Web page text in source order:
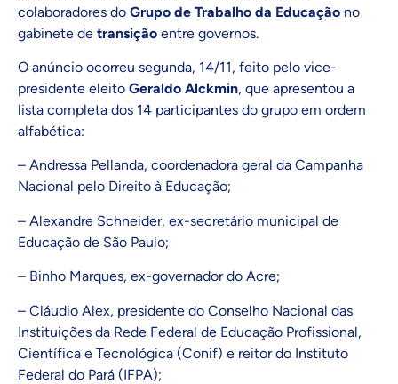
colaboradores do Grupo de Trabalho da Educação no
gabinete de transição entre governos.
O anúncio ocorreu segunda, 14/11, feito pelo vice-
presidente eleito Geraldo Alckmin, que apresentou a
lista completa dos 14 participantes do grupo em ordem
alfabética:
– Andressa Pellanda, coordenadora geral da Campanha
Nacional pelo Direito à Educação;
– Alexandre Schneider, ex-secretário municipal de
Educação de São Paulo;
– Binho Marques, ex-governador do Acre;
– Cláudio Alex, presidente do Conselho Nacional das
Instituições da Rede Federal de Educação Profissional,
Científica e Tecnológica (Conif) e reitor do Instituto
Federal do Pará (IFPA);